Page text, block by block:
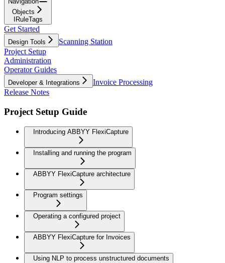
Objects
IRuleTags
Get Started
Design Tools
Scanning Station
Project Setup
Administration
Operator Guides
Developer & Integrations
Invoice Processing
Release Notes
Project Setup Guide
Introducing ABBYY FlexiCapture
Installing and running the program
ABBYY FlexiCapture architecture
Program settings
Operating a configured project
ABBYY FlexiCapture for Invoices
Using NLP to process unstructured documents